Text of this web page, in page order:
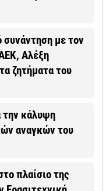
με τον
Αλέξη
ζητήματα του
την κάλυψη
αναγκών του
πλαίσιο της